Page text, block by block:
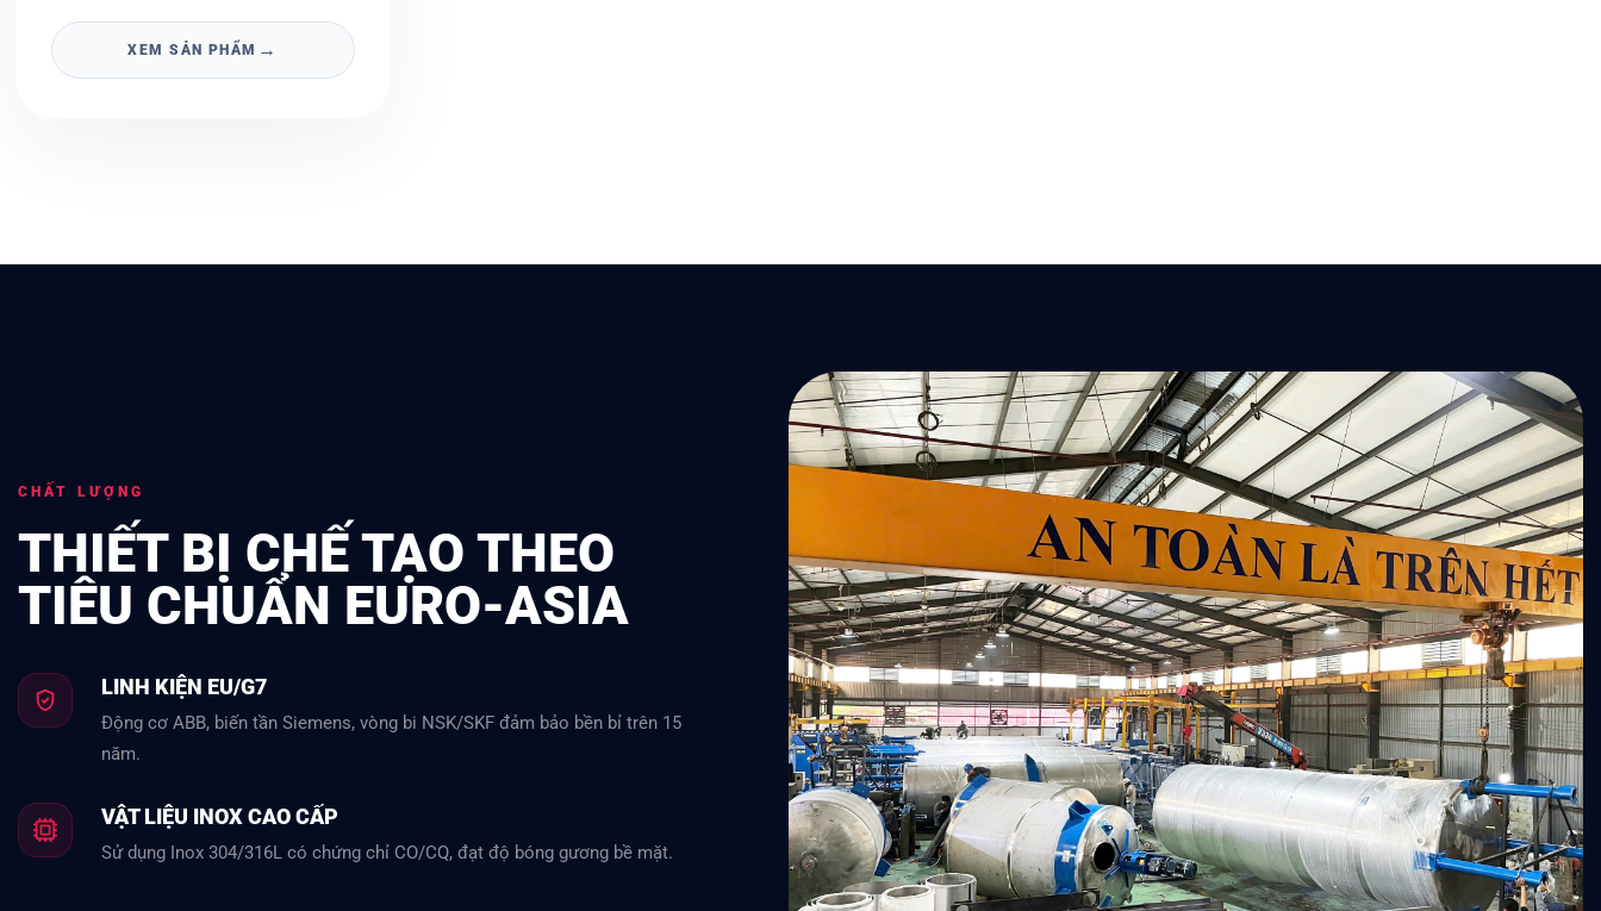
XEM SẢN PHẨM →
CHẤT LƯỢNG
THIẾT BỊ CHẾ TẠO THEO
TIÊU CHUẨN EURO-ASIA
LINH KIỆN EU/G7
Động cơ ABB, biến tần Siemens, vòng bi NSK/SKF đảm bảo bền bỉ trên 15
năm.
VẬT LIỆU INOX CAO CẤP
Sử dụng Inox 304/316L có chứng chỉ CO/CQ, đạt độ bóng gương bề mặt.